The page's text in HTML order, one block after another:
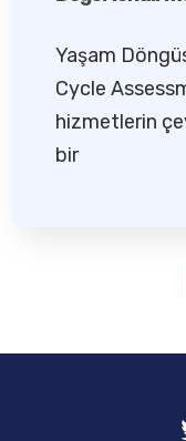
Yaşam
Cycle
hizmetlerin
bir